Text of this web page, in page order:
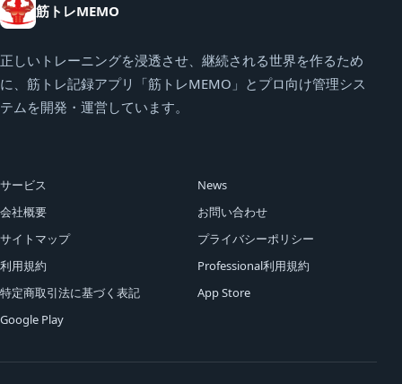
筋トレMEMO
正しいトレーニングを浸透させ、継続される世界を作るため
に、筋トレ記録アプリ「筋トレMEMO」とプロ向け管理シス
テムを開発・運営しています。
サービス
News
会社概要
お問い合わせ
サイトマップ
プライバシーポリシー
利用規約
Professional利用規約
特定商取引法に基づく表記
App Store
Google Play